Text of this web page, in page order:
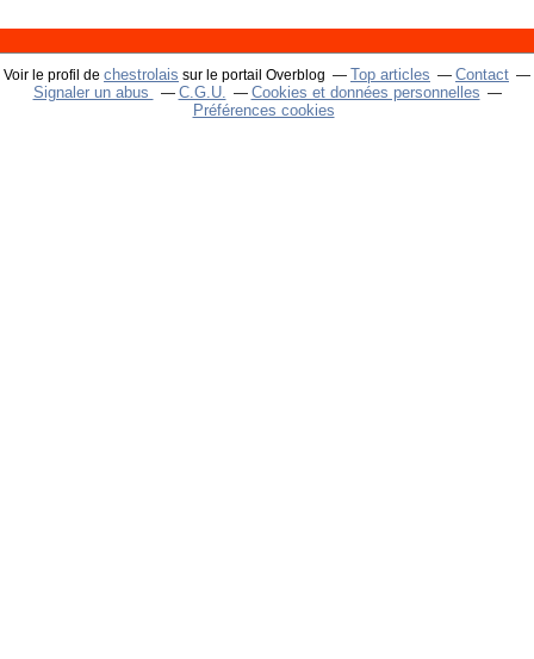
Voir le profil de chestrolais sur le portail Overblog Top articles
Contact
Signaler un abus
C.G.U.
Cookies et données personnelles
Préférences cookies